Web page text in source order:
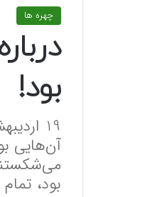
چهره ها
بود!
آن‌هایی
بود،